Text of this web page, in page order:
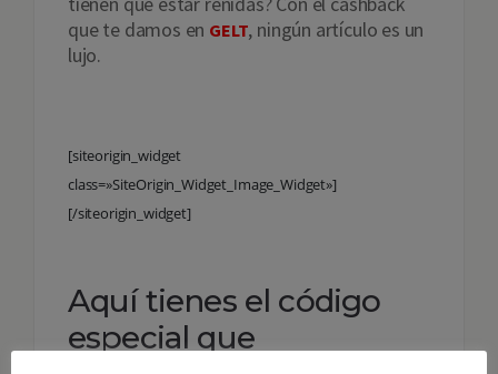
que te damos en GELT, ningún artículo es un
lujo.
[siteorigin_widget
class=»SiteOrigin_Widget_Image_Widget»]
[/siteorigin_widget]
Aquí tienes el código
especial que